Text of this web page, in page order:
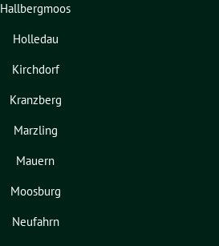
Hallbergmoos
Holledau
Kirchdorf
Kranzberg
Marzling
Mauern
Moosburg
Neufahrn